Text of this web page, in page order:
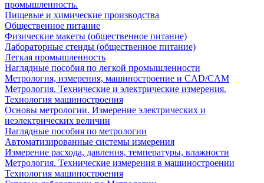
промышленность.
Пищевые и химические производства
Общественное питание
Физические макеты (общественное питание)
Лабораторные стенды (общественное питание)
Легкая промышленность
Наглядные пособия по легкой промышленности
Метрология, измерения, машиностроение и CAD/CAM
Метрология. Технические и электрические измерения.
Технология машиностроения
Основы метрологии. Измерение электрических и
неэлектрических величин
Наглядные пособия по метрологии
Автоматизированные системы измерения
Измерение расхода, давления, температуры, влажности
Метрология. Технические измерения в машиностроении
Технология машиностроения